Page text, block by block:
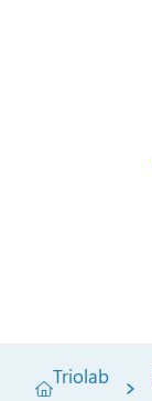
Triolab